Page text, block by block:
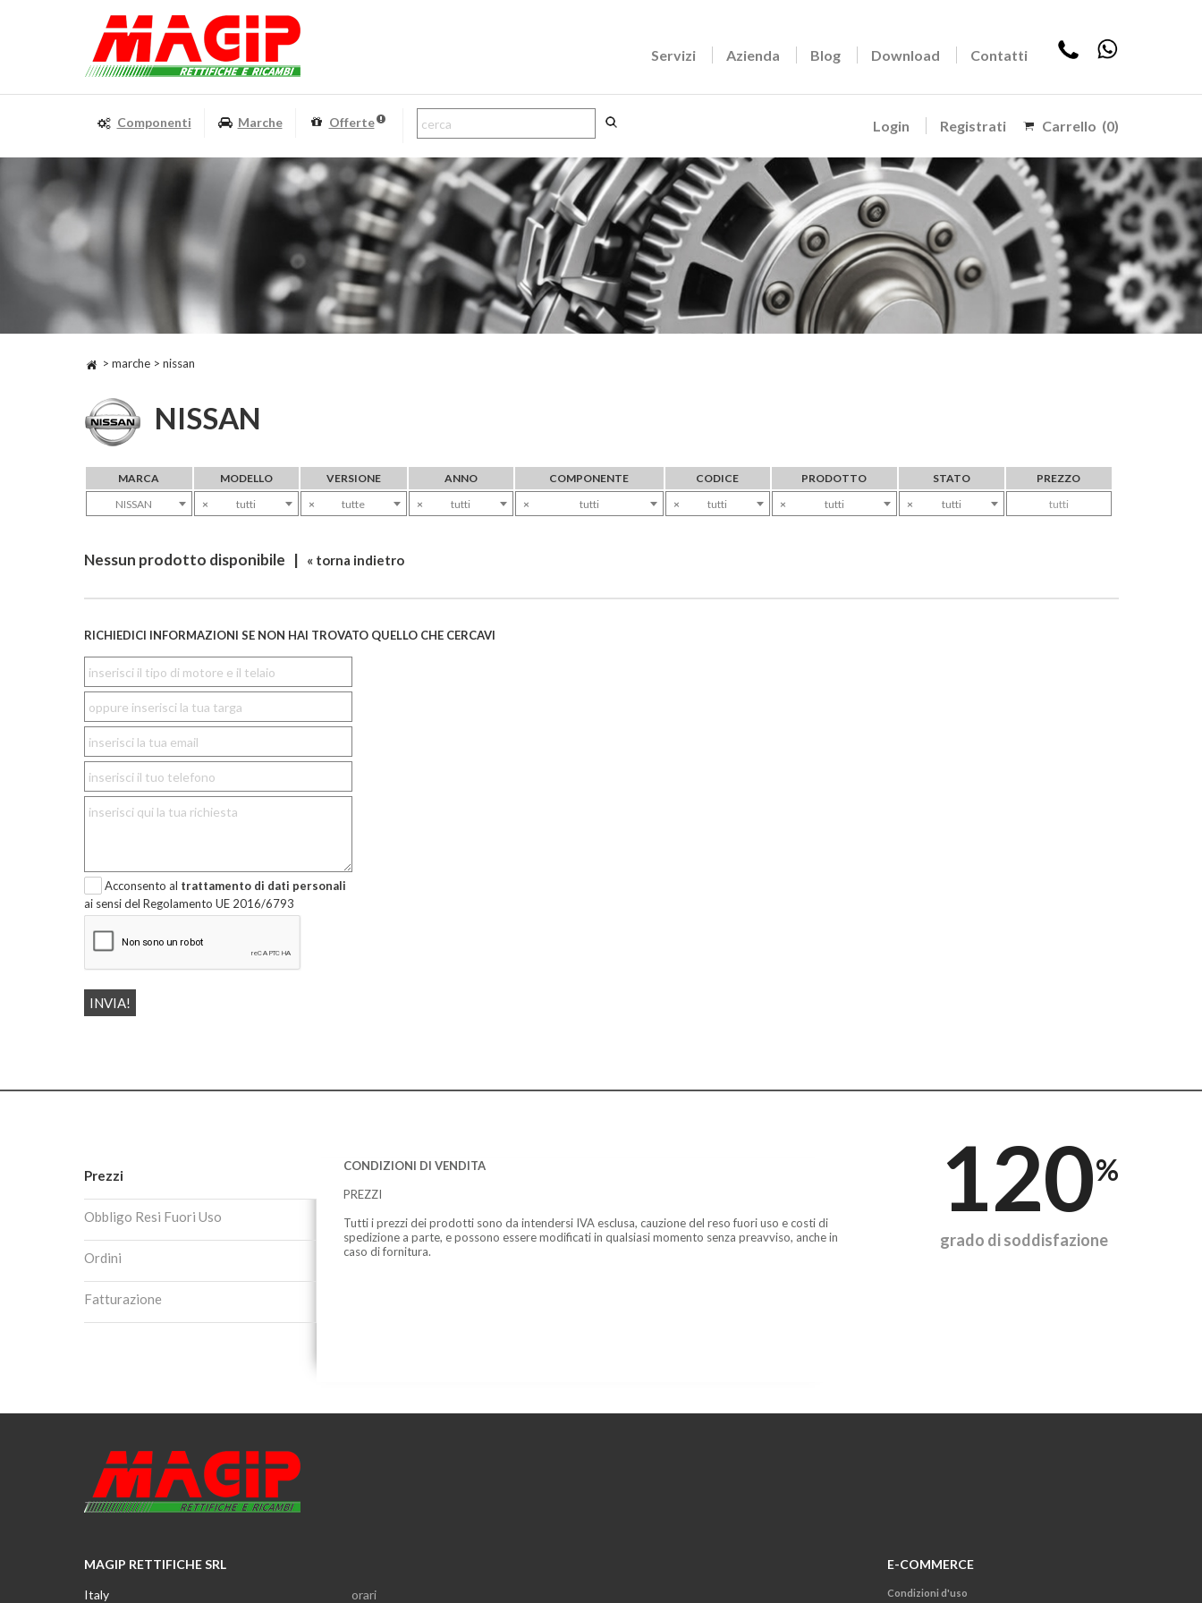
Servizi Azienda Blog Download Contatti
Login Registrati Carrello (0)
Componenti Marche Offerte
> marche > nissan
NISSAN
MARCA MODELLO VERSIONE ANNO COMPONENTE CODICE PRODOTTO STATO
PREZZO
NISSAN
× tutti × tutte × tutti × tutti × tutti × tutti × tutti tutti
Nessun prodotto disponibile | « torna indietro
RICHIEDICI INFORMAZIONI SE NON HAI TROVATO QUELLO CHE CERCAVI
Acconsento al trattamento di dati personali
ai sensi del Regolamento UE 2016/6793
Prezzi
Obbligo Resi Fuori Uso
Ordini
Fatturazione
CONDIZIONI DI VENDITA
PREZZI
Tutti i prezzi dei prodotti sono da intendersi IVA esclusa, cauzione del reso fuori uso e costi di
spedizione a parte, e possono essere modificati in qualsiasi momento senza preavviso, anche in
caso di fornitura.
120%
grado di soddisfazione
MAGIP RETTIFICHE SRL
Italy
orari
E-COMMERCE
Condizioni d'uso